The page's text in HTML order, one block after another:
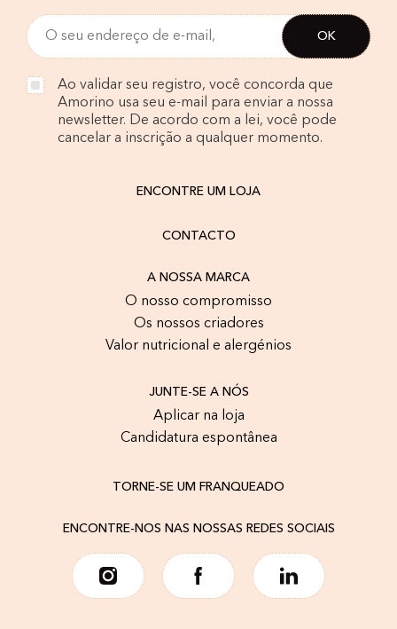
Ao validar seu registro, você concorda que
Amorino usa seu e-mail para enviar a nossa
newsletter. De acordo com a lei, você pode
cancelar a inscrição a qualquer momento.
ENCONTRE UM LOJA
CONTACTO
A NOSSA MARCA
O nosso compromisso
Os nossos criadores
Valor nutricional e alergénios
JUNTE-SE A NÓS
Aplicar na loja
Candidatura espontânea
TORNE-SE UM FRANQUEADO
ENCONTRE-NOS NAS NOSSAS REDES SOCIAIS